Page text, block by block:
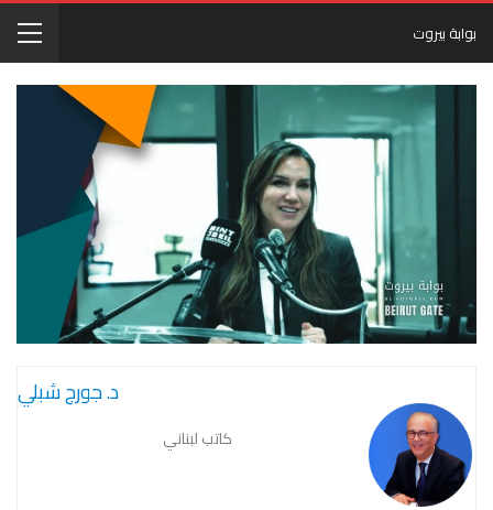
بوابة بيروت
د. جورج شبلي
كاتب لبناني